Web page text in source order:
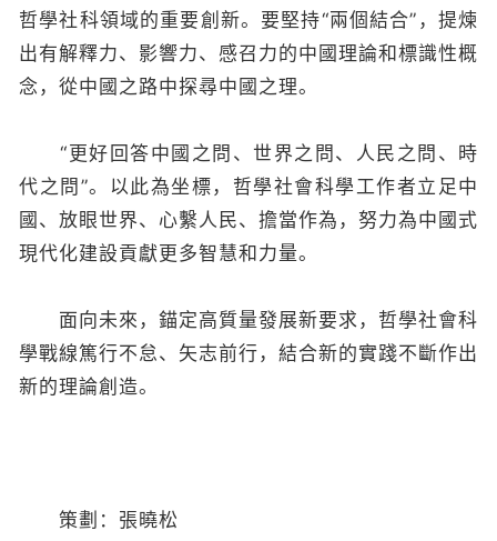
哲學社科領域的重要創新。要堅持“兩個結合”，提煉
出有解釋力、影響力、感召力的中國理論和標識性概
念，從中國之路中探尋中國之理。
“更好回答中國之問、世界之問、人民之問、時
代之問”。以此為坐標，哲學社會科學工作者立足中
國、放眼世界、心繫人民、擔當作為，努力為中國式
現代化建設貢獻更多智慧和力量。
面向未來，錨定高質量發展新要求，哲學社會科
學戰線篤行不怠、矢志前行，結合新的實踐不斷作出
新的理論創造。
策劃：張曉松